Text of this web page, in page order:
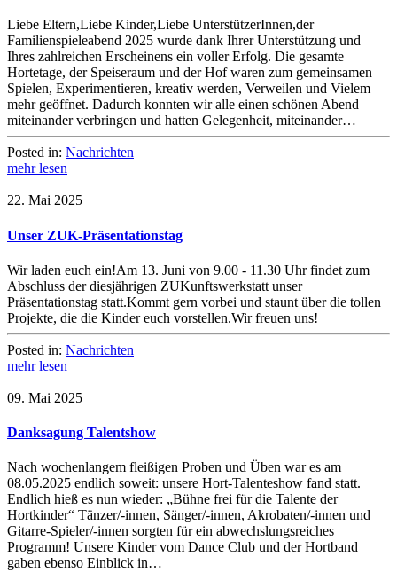
Liebe Eltern,Liebe Kinder,Liebe UnterstützerInnen,der
Familienspieleabend 2025 wurde dank Ihrer Unterstützung und
Ihres zahlreichen Erscheinens ein voller Erfolg. Die gesamte
Hortetage, der Speiseraum und der Hof waren zum gemeinsamen
Spielen, Experimentieren, kreativ werden, Verweilen und Vielem
mehr geöffnet. Dadurch konnten wir alle einen schönen Abend
miteinander verbringen und hatten Gelegenheit, miteinander…
Posted in: Nachrichten
mehr lesen
22. Mai 2025
Unser ZUK-Präsentationstag
Wir laden euch ein!Am 13. Juni von 9.00 - 11.30 Uhr findet zum
Abschluss der diesjährigen ZUKunftswerkstatt unser
Präsentationstag statt.Kommt gern vorbei und staunt über die tollen
Projekte, die die Kinder euch vorstellen.Wir freuen uns!
Posted in: Nachrichten
mehr lesen
09. Mai 2025
Danksagung Talentshow
Nach wochenlangem fleißigen Proben und Üben war es am
08.05.2025 endlich soweit: unsere Hort-Talenteshow fand statt.
Endlich hieß es nun wieder: „Bühne frei für die Talente der
Hortkinder“ Tänzer/-innen, Sänger/-innen, Akrobaten/-innen und
Gitarre-Spieler/-innen sorgten für ein abwechslungsreiches
Programm! Unsere Kinder vom Dance Club und der Hortband
gaben ebenso Einblick in…